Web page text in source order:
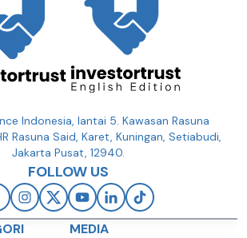
Indonesia, lantai 5. Kawasan Rasuna
Rasuna Said, Karet, Kuningan, Setiabudi,
Jakarta Pusat, 12940.
FOLLOW US
MEDIA